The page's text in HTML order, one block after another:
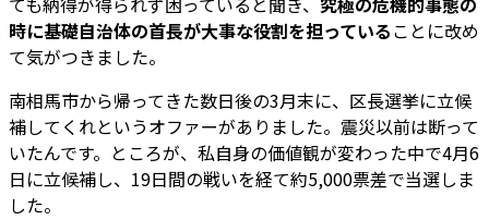
時に基礎自治体の首長が大事な役割を担っていることに改め
て気がつきました。
南相馬市から帰ってきた数日後の3月末に、区長選挙に立候
補してくれというオファーがありました。震災以前は断って
いたんです。ところが、私自身の価値観が変わった中で4月6
日に立候補し、19日間の戦いを経て約5,000票差で当選しま
した。